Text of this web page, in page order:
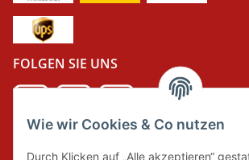
Wie wir Cookies & Co nutzen
Durch Klicken auf „Alle akzeptieren“
FOLGEN SIE UNS